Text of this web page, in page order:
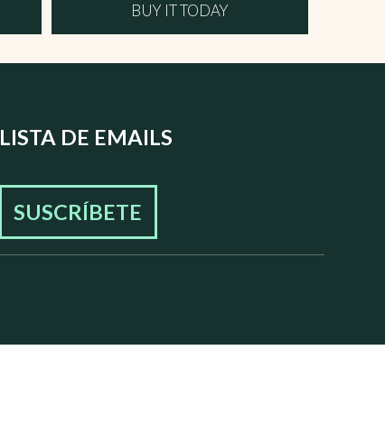
BUY IT TODAY
LISTA DE EMAILS
SUSCRÍBETE